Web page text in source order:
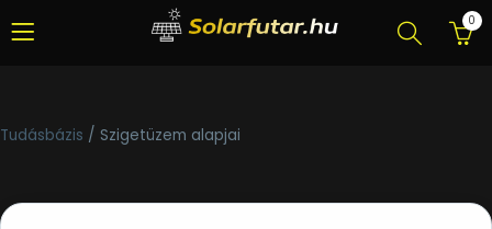
0
Tudásbázis / Szigetüzem alapjai